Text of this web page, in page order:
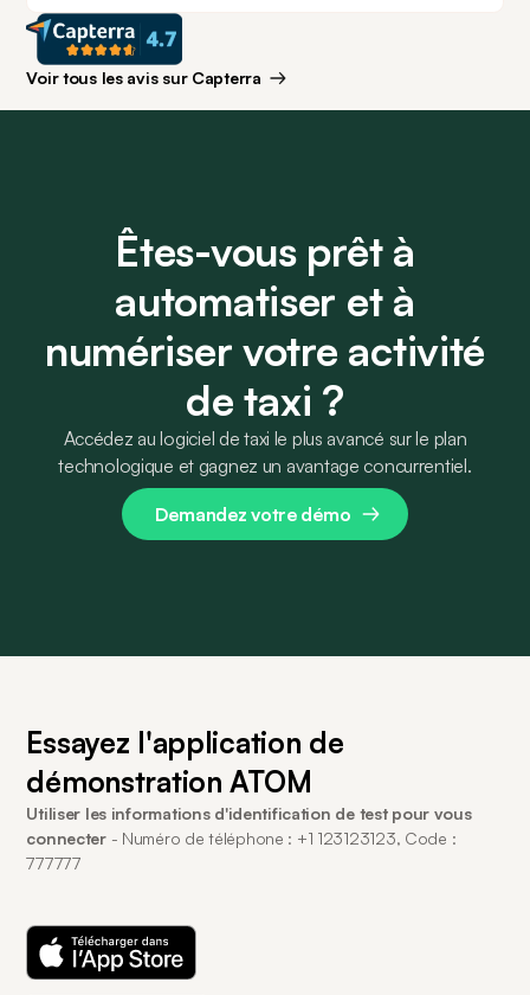
Voir tous les avis sur Capterra
Êtes-vous prêt à
automatiser et à
numériser votre activité
de taxi ?
Accédez au logiciel de taxi le plus avancé sur le plan
technologique et gagnez un avantage concurrentiel.
Demandez votre démo
Essayez l'application de
démonstration ATOM
Utiliser les informations d'identification de test pour vous
connecter- Numéro de téléphone : +1 123123123, Code :
777777